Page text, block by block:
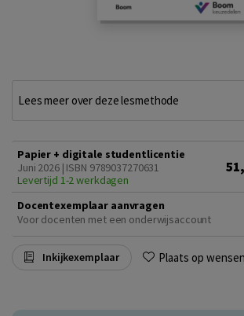
Lees meer over deze lesmethode
Papier + digitale studentlicentie
Juni 2026 | ISBN 9789037270631
Levertijd 1-2 werkdagen
Docentexemplaar aanvragen
Voor docenten met een onderwijsaccount
Inkijkexemplaar Plaats op